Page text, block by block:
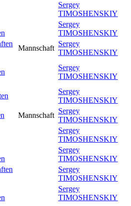
Sergey
TIMOSHENSKIY
Sergey
TIMOSHENSKIY
Mannschaft
Sergey
TIMOSHENSKIY
Sergey
TIMOSHENSKIY
Sergey
TIMOSHENSKIY
Mannschaft
Sergey
TIMOSHENSKIY
Sergey
TIMOSHENSKIY
Sergey
TIMOSHENSKIY
Sergey
TIMOSHENSKIY
Sergey
TIMOSHENSKIY